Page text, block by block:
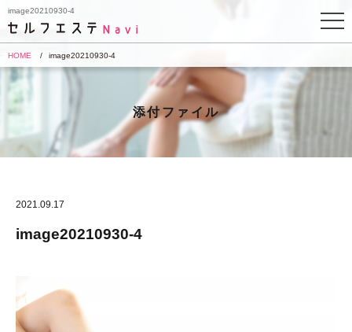
image20210930-4
HOME image20210930-4
添付ファイル
2021.09.17
image20210930-4